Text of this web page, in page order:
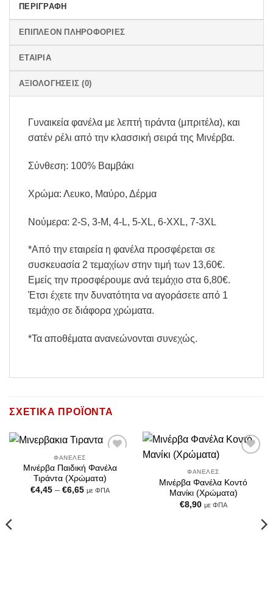
ΠΕΡΙΓΡΑΦΉ
ΕΠΙΠΛΈΟΝ ΠΛΗΡΟΦΟΡΊΕΣ
ΕΤΑΙΡΊΑ
ΑΞΙΟΛΟΓΉΣΕΙΣ (0)
Γυναικεία φανέλα με λεπτή τιράντα (μπριτέλα), και
σατέν ρέλι από την κλασσική σειρά της Μινέρβα.
Σύνθεση: 100% Βαμβάκι
Χρώμα: Λευκο, Μαύρο, Δέρμα
Νούμερα: 2-S, 3-M, 4-L, 5-XL, 6-XXL, 7-3XL
*Από την εταιρεία η φανέλα προσφέρεται σε
συσκευασία 2 τεμαχίων στην τιμή των 13,60€.
Εμείς την προσφέρουμε ανά τεμάχιο στα 6,80€.
Έτσι έχετε την δυνατότητα να αγοράσετε από 1
τεμάχιο σε διάφορα χρώματα.
*Τα αποθέματα ανανεώνονται συνεχώς.
ΣΧΕΤΙΚΆ ΠΡΟΪΌΝΤΑ
Wishlist
ΦΑΝΈΛΕΣ
Μινέρβα Παιδική Φανέλα
Τιράντα (Χρώματα)
€4,45 – €6,65Price
με ΦΠΑ
ΦΑΝΈΛΕΣ
Μινέρβα Φανέλα Κοντό
Μανίκι (Χρώματα)
€8,90 με ΦΠΑ